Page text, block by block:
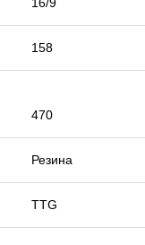
16/9
158
470
Резина
TTG